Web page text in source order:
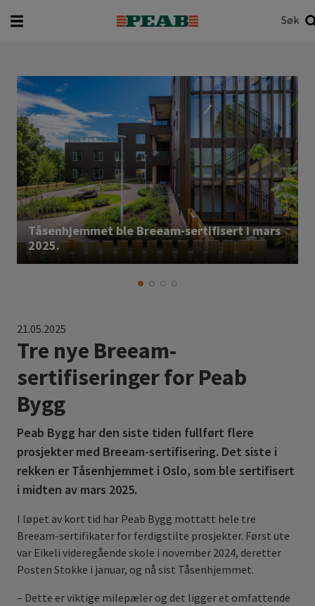
Søk
Tåsenhjemmet ble Breeam-sertifisert i mars
2025.
21.05.2025
Tre nye Breeam-
sertifiseringer for Peab
Bygg
Peab Bygg har den siste tiden fullført flere
prosjekter med Breeam-sertifisering. Det siste i
rekken er Tåsenhjemmet i Oslo, som ble sertifisert
i midten av mars 2025.
I løpet av kort tid har Peab Bygg mottatt hele tre
Breeam-sertifikater for ferdigstilte prosjekter. Først ute
var Eikeli videregående skole i november 2024, deretter
Posten Stokke i januar, og nå sist Tåsenhjemmet.
– Dette er viktige milepæler og det ligger et omfattende